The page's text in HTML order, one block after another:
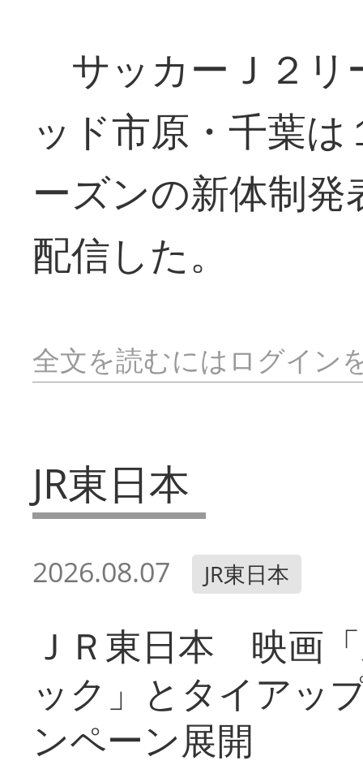
サッカーＪ２リ
ッド市原・千葉
ーズンの新体制
配信した。
全文を読むにはログイン
JR東日本
2026.08.07 JR東日本
ＪＲ東日本 映画
ック」とタイアッ
ンペーン展開